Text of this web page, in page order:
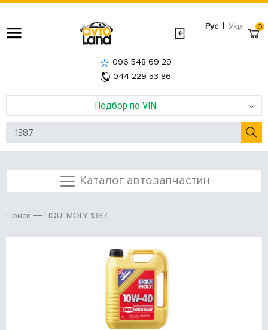
Рус | Укр
Подбор по VIN
096 548 69 29
044 229 53 86
0
Каталог автозапчастин
Поиск LIQUI MOLY 1387